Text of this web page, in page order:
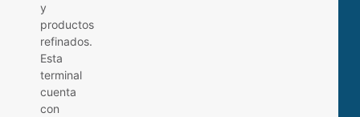
y
productos
refinados.
Esta
terminal
cuenta
con